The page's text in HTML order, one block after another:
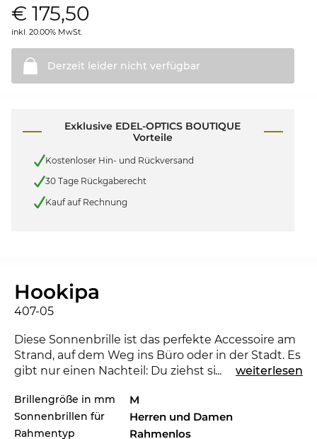
€ 175,50
inkl. 20.00% MwSt.
Derzeit leider nicht verfügbar
Exklusive EDEL-OPTICS BOUTIQUE
Vorteile
Kostenloser Hin- und Rückversand
30 Tage Rückgaberecht
Kauf auf Rechnung
Hookipa
407-05
Diese Sonnenbrille ist das perfekte Accessoire am
Strand, auf dem Weg ins Büro oder in der Stadt. Es
gibt nur einen Nachteil: Du ziehst sicherlich den
der Hookipa bist Du immer am Puls der Zeit. Eine
andere Farbe würde zu Deinem Lieblingsoutfit
aber eigentlich besser passen? Check auch die
... weiterlesen
Brillengröße in mm M
Sonnenbrillen für Herren und Damen
Rahmentyp Rahmenlos